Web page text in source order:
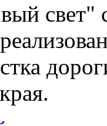
свет"